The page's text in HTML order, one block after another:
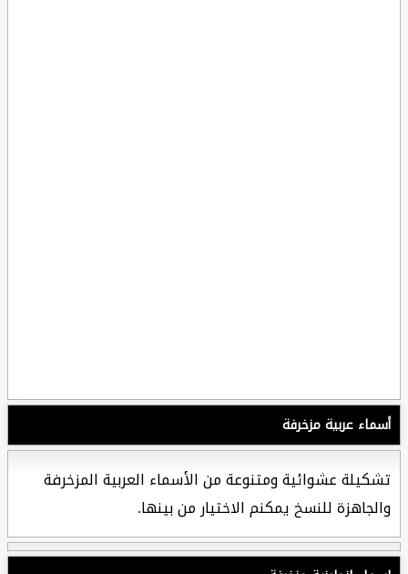
أسماء عربية مزخرفة
تشكيلة عشوائية ومتنوعة من الأسماء العربية المزخرفة
والجاهزة للنسخ يمكنم الاختيار من بينها.